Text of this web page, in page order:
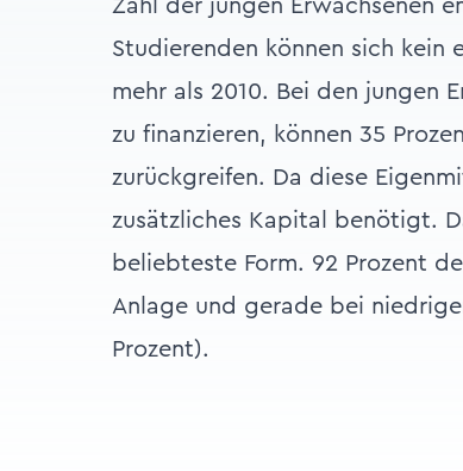
Zahl der jungen Erwachsenen
Studierenden können sich kein
mehr als 2010. Bei den jungen
zu finanzieren, können 35
zurückgreifen. Da diese
zusätzliches Kapital benötigt.
beliebteste Form. 92 Prozent
Anlage und gerade bei
Prozent).